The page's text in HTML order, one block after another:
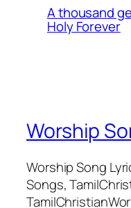
A thousand
Holy Forever
Worship
Worship Song
Songs,